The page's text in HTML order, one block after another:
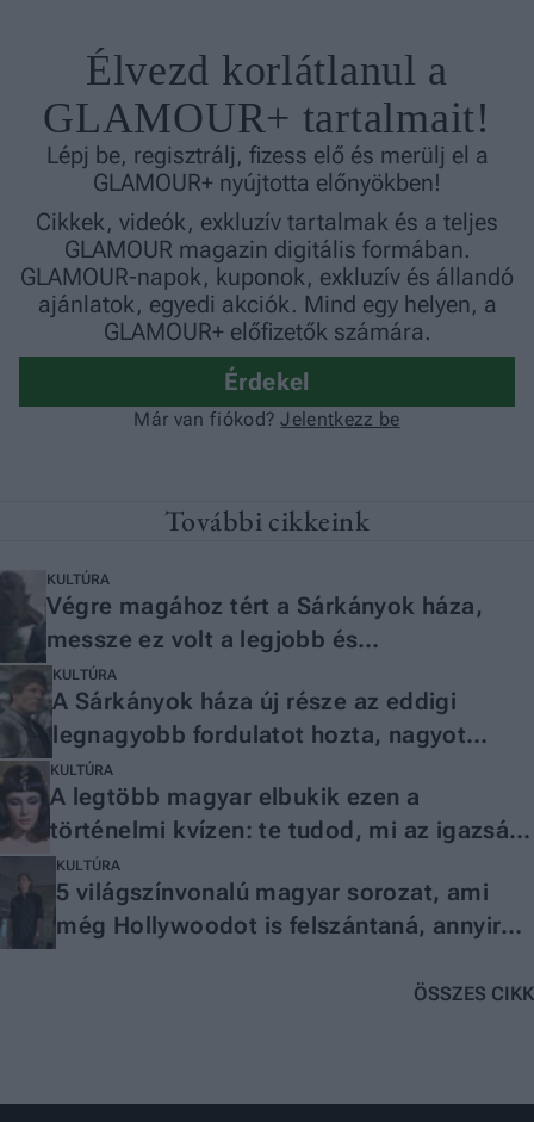
További cikkeink
KULTÚRA
Végre magához tért a Sárkányok háza,
messze ez volt a legjobb és
leglátványosabb epizód a harmadik
évadban
KULTÚRA
A Sárkányok háza új része az eddigi
legnagyobb fordulatot hozta, nagyot
kockáztatott a sorozat
KULTÚRA
A legtöbb magyar elbukik ezen a
történelmi kvízen: te tudod, mi az igazság,
és mi hollywoodi ferdítés?
KULTÚRA
5 világszínvonalú magyar sorozat, ami
még Hollywoodot is felszántaná, annyira
ÖSSZES CIKK